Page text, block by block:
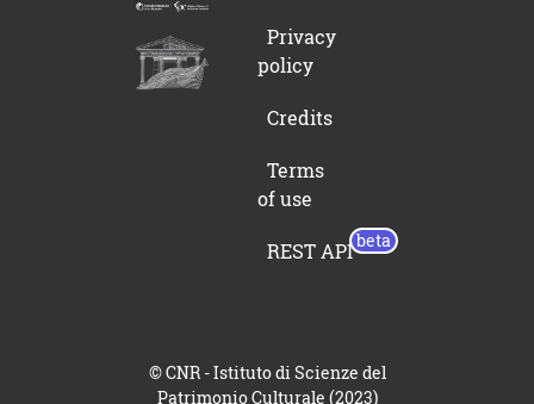
Privacy
policy
Credits
Terms
of use
REST API
© CNR - Istituto di Scienze del
Patrimonio Culturale (2023)